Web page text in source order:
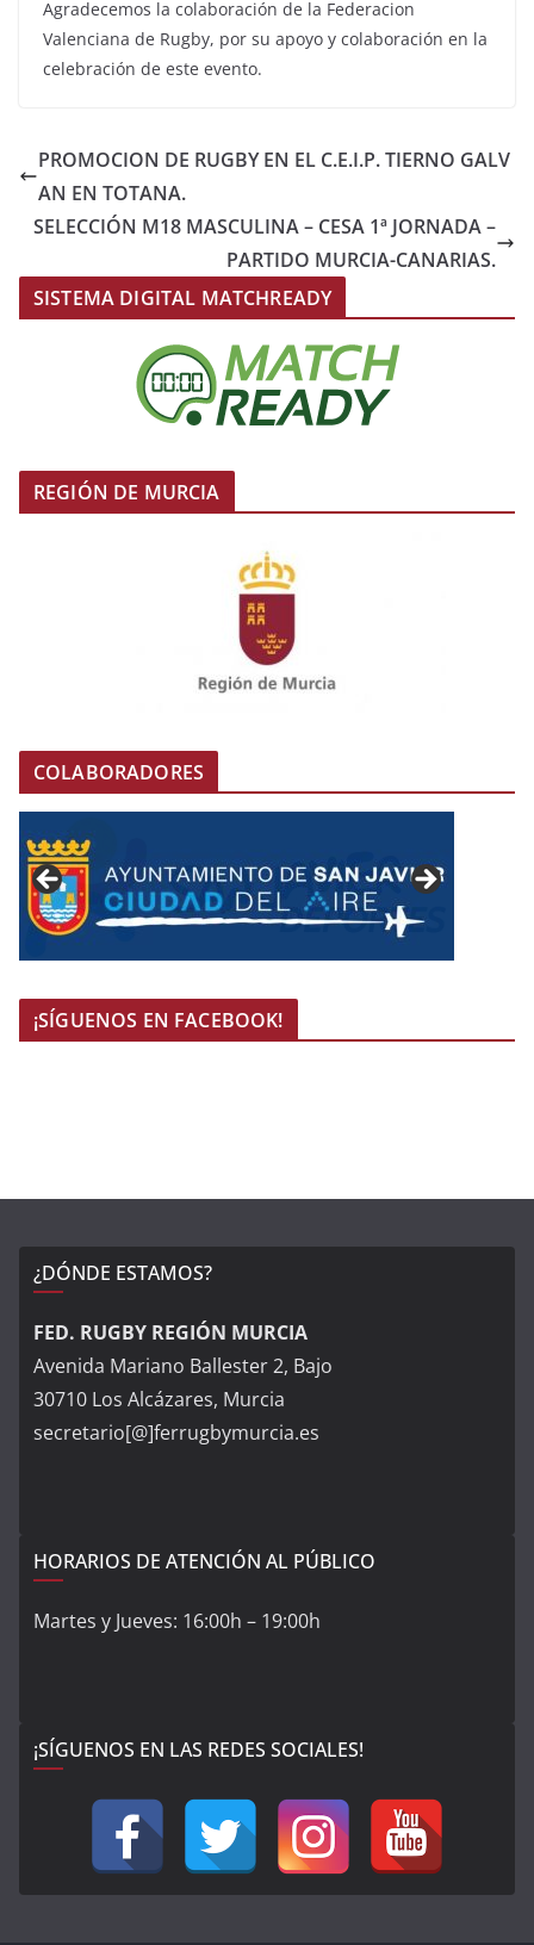
Agradecemos la colaboración de la Federacion
Valenciana de Rugby, por su apoyo y colaboración en la
celebración de este evento.
PROMOCION DE RUGBY EN EL C.E.I.P. TIERNO GALV
AN EN TOTANA.
SELECCIÓN M18 MASCULINA – CESA 1ª JORNADA –
PARTIDO MURCIA-CANARIAS.
SISTEMA DIGITAL MATCHREADY
REGIÓN DE MURCIA
COLABORADORES
¡SÍGUENOS EN FACEBOOK!
¿DÓNDE ESTAMOS?
FED. RUGBY REGIÓN MURCIA
Avenida Mariano Ballester 2, Bajo
30710 Los Alcázares, Murcia
secretario[@]ferrugbymurcia.es
HORARIOS DE ATENCIÓN AL PÚBLICO
Martes y Jueves: 16:00h – 19:00h
¡SÍGUENOS EN LAS REDES SOCIALES!